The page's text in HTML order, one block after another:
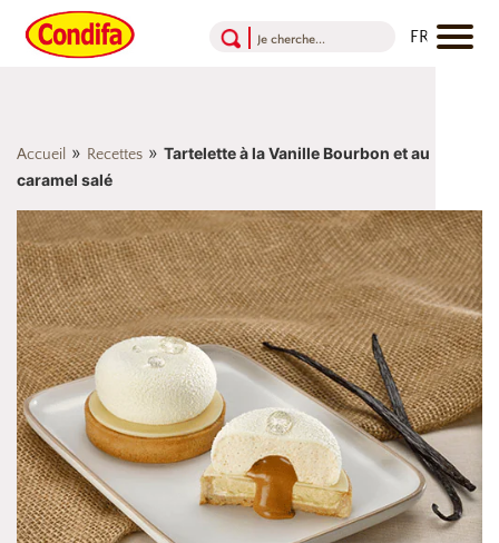
Accueil » Recettes » Tartelette à la Vanille Bourbon et au
caramel salé